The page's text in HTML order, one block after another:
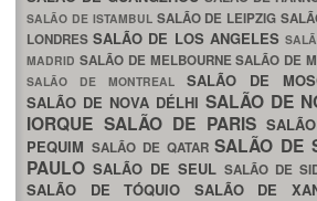
SALÃO DE ISTAMBUL SALÃO DE LEIPZIG
LONDRESSALÃO DE LOS ANGELES
MADRID SALÃO DE MELBOURNESALÃO DE
SALÃO DE MONTREAL SALÃO DE
SALÃO DE NOVA DÉLHI SALÃO DE
IORQUE SALÃO DE PARIS
PEQUIM SALÃO DE QATARSALÃO DE
PAULO SALÃO DE SEUL SALÃO DE
SALÃO DE TÓQUIO SALÃO DE